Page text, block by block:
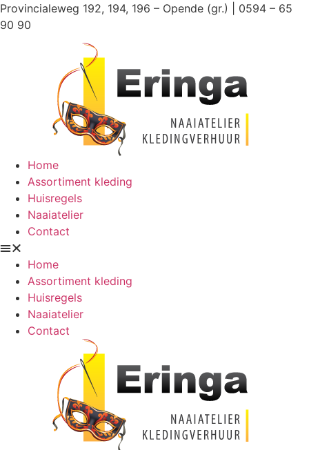
Ga
naar
Provincialeweg 192, 194, 196 – Opende (gr.) | 0594 – 65
90 90
Home
Assortiment kleding
Huisregels
Naaiatelier
Contact
Home
Assortiment kleding
Huisregels
Naaiatelier
Contact